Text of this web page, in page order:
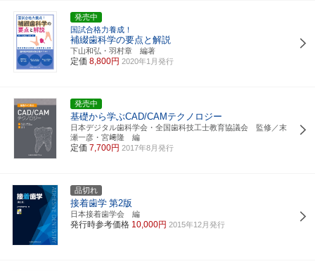
発売中
国試合格力養成！
補綴歯科学の要点と解説
下山和弘・羽村章 編著
定価 8,800円 2020年1月発行
発売中
基礎から学ぶCAD/CAMテクノロジー
日本デジタル歯科学会・全国歯科技工士教育協議会 監修／末
瀬一彦・宮﨑隆 編
定価 7,700円 2017年8月発行
品切れ
接着歯学 第2版
日本接着歯学会 編
発行時参考価格 10,000円 2015年12月発行